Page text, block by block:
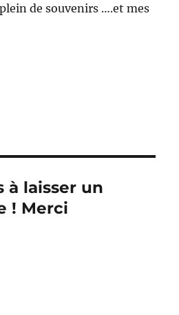
de souvenirs ….et mes
à laisser un
! Merci